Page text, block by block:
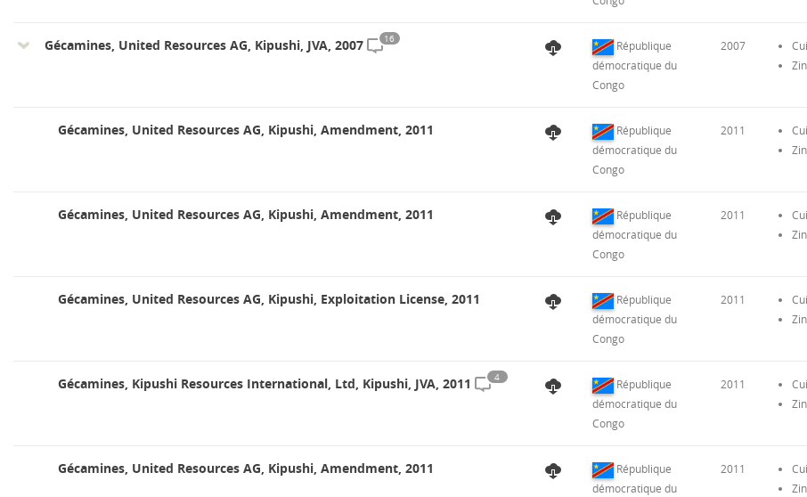
Gécamines, United Resources AG, Kipushi, JVA, 2007 16
République
démocratique du
Congo
2007
Gécamines, United Resources AG, Kipushi, Amendment, 2011
République
démocratique du
Congo
2011
Gécamines, United Resources AG, Kipushi, Amendment, 2011
République
démocratique du
Congo
2011
Gécamines, United Resources AG, Kipushi, Exploitation License, 2011
République
démocratique du
Congo
2011
Gécamines, Kipushi Resources International, Ltd, Kipushi, JVA, 2011 4
République
démocratique du
Congo
2011
Gécamines, United Resources AG, Kipushi, Amendment, 2011
République
démocratique du
2011